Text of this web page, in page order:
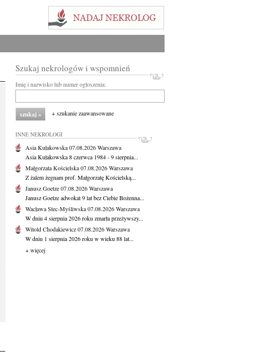
Szukaj nekrologów i wspomnień
Imię i nazwisko lub numer ogłoszenia:
+ szukanie zaawansowane
INNE NEKROLOGI
Asia Kułakowska07.08.2026Warszawa
Asia Kułakowska 8 czerwca 1984 - 9 sierpnia...
Małgorzata Kościelska07.08.2026Warszawa
Z żalem żegnam prof. Małgorzatę Kościelską...
Janusz Goetze07.08.2026Warszawa
Janusz Goetze adwokat 9 lat bez Ciebie Bożenna...
Wacława Stec-Myśliwska07.08.2026Warszawa
W dniu 4 sierpnia 2026 roku zmarła przeżywszy...
Witold Chodakiewicz07.08.2026Warszawa
W dniu 1 sierpnia 2026 roku w wieku 88 lat...
+ więcej